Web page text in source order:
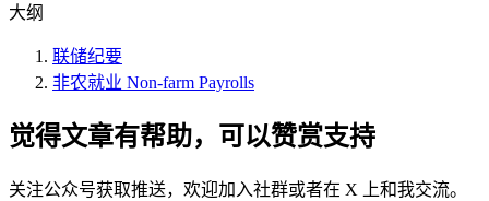
大纲
联储纪要
非农就业 Non-farm Payrolls
觉得文章有帮助，可以赞赏支持
关注公众号获取推送，欢迎加入社群或者在 X 上和我交流。